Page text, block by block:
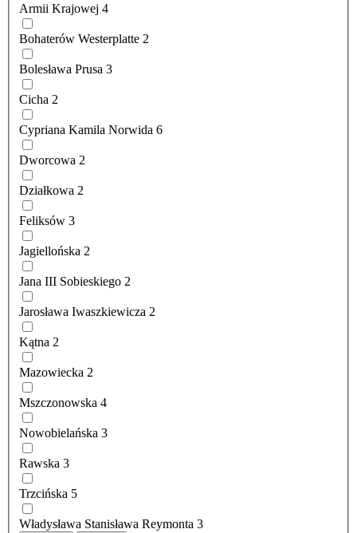
Armii Krajowej 4
Bohaterów Westerplatte 2
Bolesława Prusa 3
Cicha 2
Cypriana Kamila Norwida 6
Dworcowa 2
Działkowa 2
Feliksów 3
Jagiellońska 2
Jana III Sobieskiego 2
Jarosława Iwaszkiewicza 2
Kątna 2
Mazowiecka 2
Mszczonowska 4
Nowobielańska 3
Rawska 3
Trzcińska 5
Władysława Stanisława Reymonta 3